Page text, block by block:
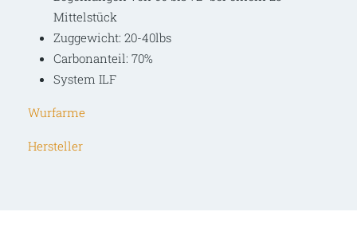
Mittelstück
Zuggewicht: 20-40lbs
Carbonanteil: 70%
System ILF
Wurfarme
Hersteller